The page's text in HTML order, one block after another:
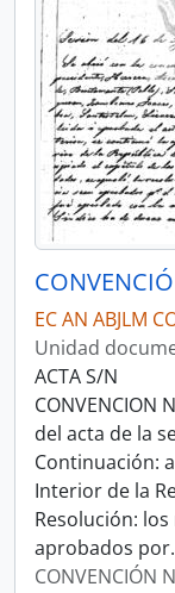
EC AN ABJLM
Unidad
ACTA S/N
CONVENCION
del acta de la
Continuación:
Interior de la
Resolución:
aprobados por
CONVENCIÓN